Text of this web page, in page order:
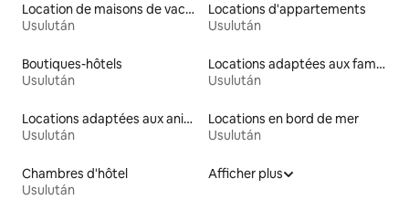
Location de maisons de vacances
Usulután
Locations d'appartements
Usulután
Boutiques-hôtels
Usulután
Locations adaptées aux familles
Usulután
Locations adaptées aux animaux
Usulután
Locations en bord de mer
Usulután
Chambres d'hôtel
Usulután
Afficher plus